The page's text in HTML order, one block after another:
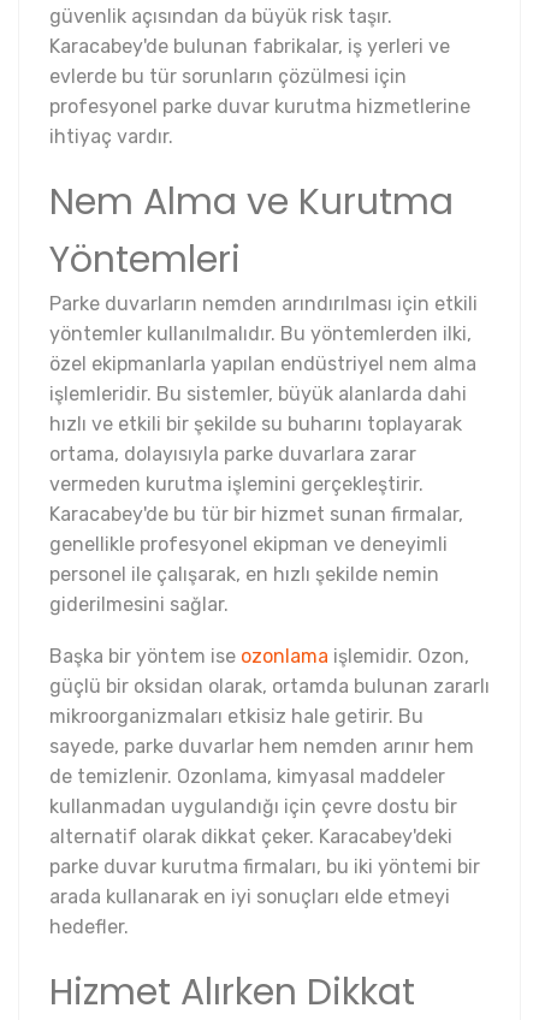
güvenlik açısından da büyük risk taşır.
Karacabey'de bulunan fabrikalar, iş yerleri ve
evlerde bu tür sorunların çözülmesi için
profesyonel parke duvar kurutma hizmetlerine
ihtiyaç vardır.
Nem Alma ve Kurutma
Yöntemleri
Parke duvarların nemden arındırılması için etkili
yöntemler kullanılmalıdır. Bu yöntemlerden ilki,
özel ekipmanlarla yapılan endüstriyel nem alma
işlemleridir. Bu sistemler, büyük alanlarda dahi
hızlı ve etkili bir şekilde su buharını toplayarak
ortama, dolayısıyla parke duvarlara zarar
vermeden kurutma işlemini gerçekleştirir.
Karacabey'de bu tür bir hizmet sunan firmalar,
genellikle profesyonel ekipman ve deneyimli
personel ile çalışarak, en hızlı şekilde nemin
giderilmesini sağlar.
Başka bir yöntem ise ozonlama işlemidir. Ozon,
güçlü bir oksidan olarak, ortamda bulunan zararlı
mikroorganizmaları etkisiz hale getirir. Bu
sayede, parke duvarlar hem nemden arınır hem
de temizlenir. Ozonlama, kimyasal maddeler
kullanmadan uygulandığı için çevre dostu bir
alternatif olarak dikkat çeker. Karacabey'deki
parke duvar kurutma firmaları, bu iki yöntemi bir
arada kullanarak en iyi sonuçları elde etmeyi
hedefler.
Hizmet Alırken Dikkat